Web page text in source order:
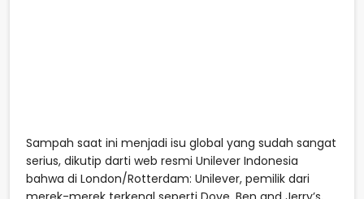
Sampah saat ini menjadi isu global yang sudah sangat
serius, dikutip darti web resmi Unilever Indonesia
bahwa di London/Rotterdam: Unilever, pemilik dari